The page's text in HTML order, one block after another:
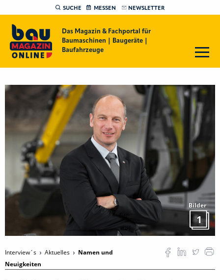
SUCHE MESSEN NEWSLETTER
Das Magazin & Fachportal für
Baumaschinen | Baugeräte |
Baufahrzeuge
Bilder
1
Interview´s Aktuelles
Namen und
Neuigkeiten